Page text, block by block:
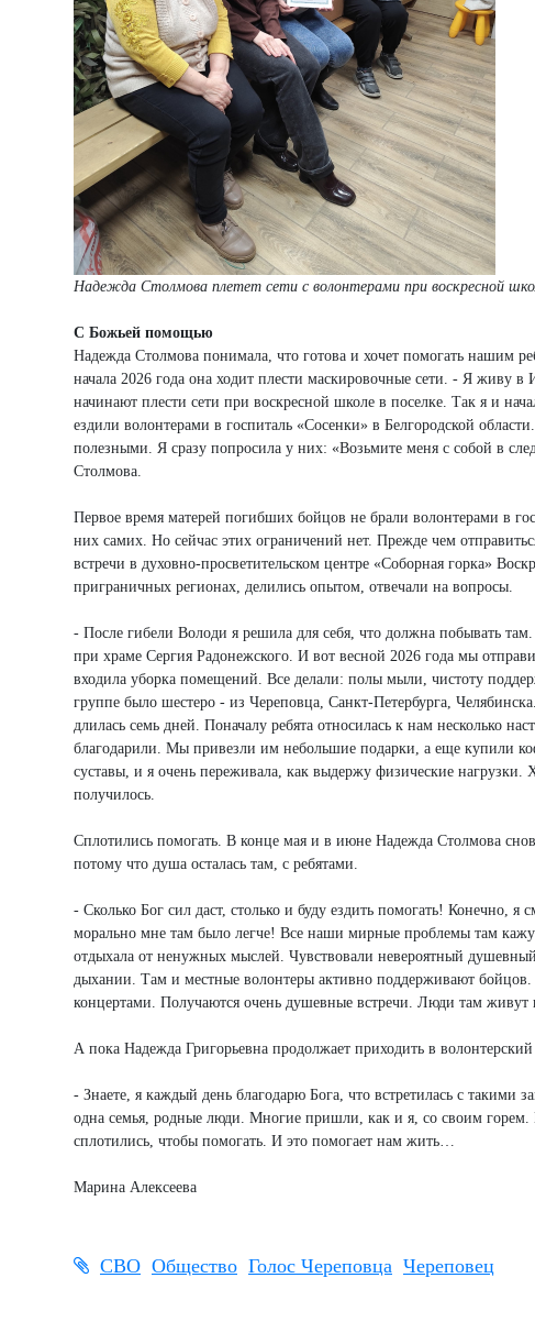
Надежда Столмова плетет сети с волонтерами при воскресной
С Божьей помощью
Надежда Столмова понимала, что готова и хочет помогать нашим
начала 2026 года она ходит плести маскировочные сети. - Я живу в
начинают плести сети при воскресной школе в поселке. Так я и
ездили волонтерами в госпиталь «Сосенки» в Белгородской
полезными. Я сразу попросила у них: «Возьмите меня с собой в
Столмова.
Первое время матерей погибших бойцов не брали волонтерами в
них самих. Но сейчас этих ограничений нет. Прежде чем
встречи в духовно-просветительском центре «Соборная горка»
приграничных регионах, делились опытом, отвечали на вопросы.
- После гибели Володи я решила для себя, что должна побывать
при храме Сергия Радонежского. И вот весной 2026 года мы
входила уборка помещений. Все делали: полы мыли, чистоту
группе было шестеро - из Череповца, Санкт-Петербурга,
длилась семь дней. Поначалу ребята относилась к нам несколько
благодарили. Мы привезли им небольшие подарки, а еще купили
суставы, и я очень переживала, как выдержу физические
получилось.
Сплотились помогать. В конце мая и в июне Надежда Столмова
потому что душа осталась там, с ребятами.
- Сколько Бог сил даст, столько и буду ездить помогать! Конечно,
морально мне там было легче! Все наши мирные проблемы там
отдыхала от ненужных мыслей. Чувствовали невероятный
дыхании. Там и местные волонтеры активно поддерживают
концертами. Получаются очень душевные встречи. Люди там живут
А пока Надежда Григорьевна продолжает приходить в
- Знаете, я каждый день благодарю Бога, что встретилась с
одна семья, родные люди. Многие пришли, как и я, со своим
сплотились, чтобы помогать. И это помогает нам жить…
Марина Алексеева
СВО Общество Голос Череповца Череповец